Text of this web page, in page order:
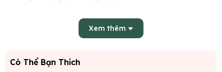
tinh bột.
Xem thêm
Có Thể Bạn Thích